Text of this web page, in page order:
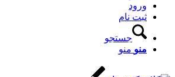
ورود
ثبت نام
جستجو
منو منو